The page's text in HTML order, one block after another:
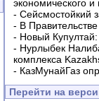
экономического
- Сейсмостойкий
- В
- Новый
- Нурлыбек
комплекса
- КазМунайГаз
Перейти на